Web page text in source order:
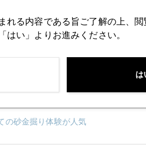
ネルギー危機
ンホール、金市場が最も注目すること
の砂金掘り体験が人気
れる内容である旨ご了解の上、閲
はい」よりお進みください。
は